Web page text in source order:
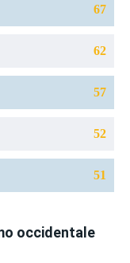
67
62
57
52
51
occidentale